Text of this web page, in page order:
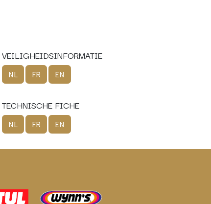
VEILIGHEIDSINFORMATIE
NL FR EN
TECHNISCHE FICHE
NL FR EN